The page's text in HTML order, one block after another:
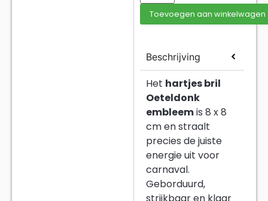
Toevoegen aan winkelwagen
Beschrijving
Het hartjes bril
Oeteldonk
embleemis 8 x 8
cm en straalt
precies de juiste
energie uit voor
carnaval.
Geborduurd,